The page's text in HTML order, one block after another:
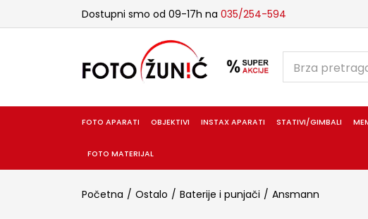
Dostupni smo od 09-17h na 035/254-594
FOTO APARATI OBJEKTIVI INSTAX APARATI STATIVI/GIMBALI
FOTO MATERIJAL
Početna Ostalo Baterije i punjači Ansmann